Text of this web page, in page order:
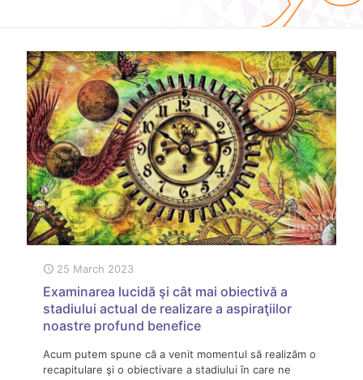
25 March 2023
Examinarea lucidă şi cât mai obiectivă a
stadiului actual de realizare a aspiraţiilor
noastre profund benefice
Acum putem spune că a venit momentul să realizăm o
recapitulare şi o obiectivare a stadiului în care ne